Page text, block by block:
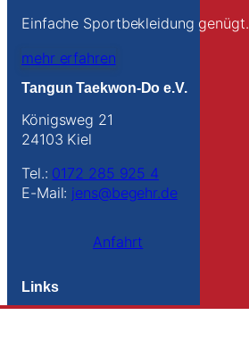
Einfache Sportbekleidung genügt.
mehr erfahren
Tangun Taekwon-Do e.V.
Königsweg 21
24103 Kiel
Tel.: 0172 285 925 4
E-Mail: jens@begehr.de
Anfahrt
Links